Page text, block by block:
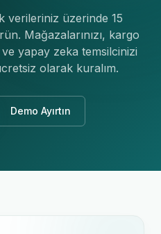
verileriniz üzerinde 15
Mağazalarınızı, kargo
yapay zeka temsilcinizi
olarak kuralım.
Demo Ayırtın